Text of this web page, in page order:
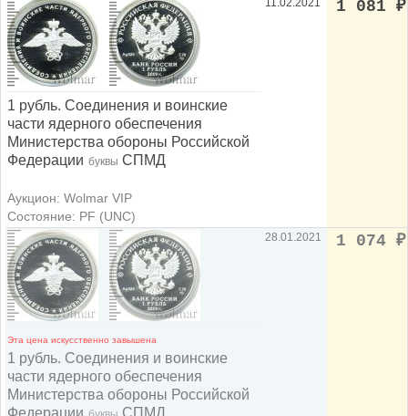
1 рубль. Cоединения и воинские
части ядерного обеспечения
Министерства обороны Российской
Федерации буквы СПМД
Аукцион: Wolmar VIP
Состояние: PF (UNC)
11.02.2021 1 081 ₽
Эта цена искусственно завышена
1 рубль. Cоединения и воинские
части ядерного обеспечения
Министерства обороны Российской
28.01.2021 1 074 ₽